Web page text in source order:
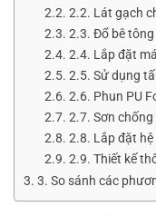
2.2. Lát gạch
2.3. Đổ bê
2.4. Lắp đặt
2.5. Sử dụng
2.6. Phun PU
2.7. Sơn chống
2.8. Lắp đặt
2.9. Thiết kế
3. So sánh các